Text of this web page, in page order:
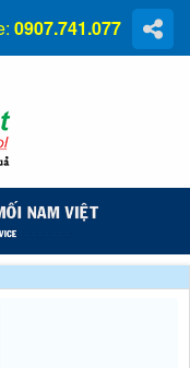
0907.741.077